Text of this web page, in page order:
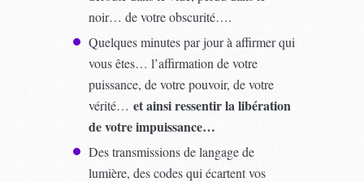
noir… de votre obscurité….
Quelques minutes par jour à affirmer qui
vous êtes… l’affirmation de votre
puissance, de votre pouvoir, de votre
vérité… et ainsi ressentir la libération
de votre impuissance…
Des transmissions de langage de
lumière, des codes qui écartent vos